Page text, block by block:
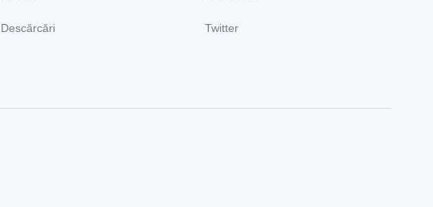
Descărcări Twitter